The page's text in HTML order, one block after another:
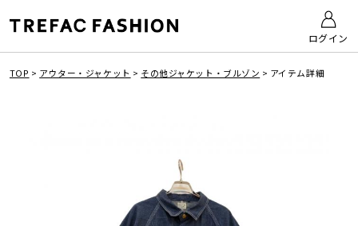
ログイン
TOP > アウター・ジャケット > その他ジャケット・ブルゾン > アイテム詳細